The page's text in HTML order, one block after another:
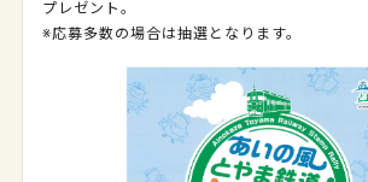
プレゼント。
※応募多数の場合は抽選となります。